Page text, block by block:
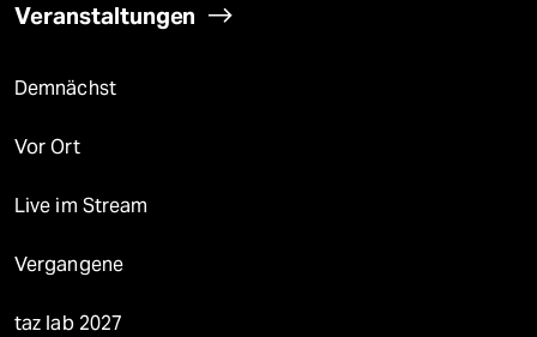
Veranstaltungen
Demnächst
Vor Ort
Live im Stream
Vergangene
taz lab 2027